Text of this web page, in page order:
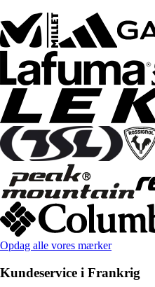
Opdag alle vores mærker
Kundeservice i Frankrig